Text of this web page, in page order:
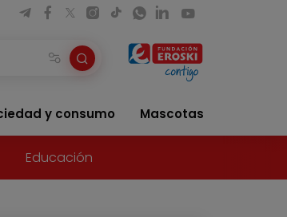
y consumo Mascotas
Educación